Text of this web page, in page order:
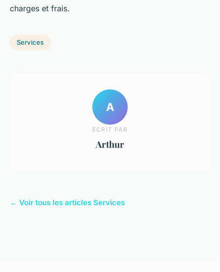
charges et frais.
Services
A
ECRIT PAR
Arthur
← Voir tous les articles Services